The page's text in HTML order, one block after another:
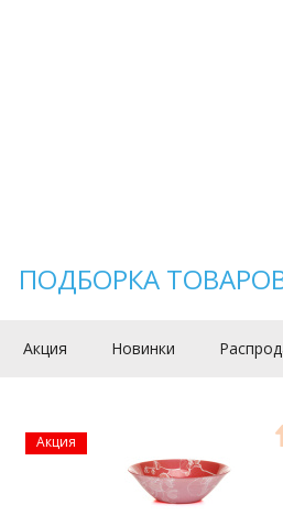
ПОДБОРКА
Акция Новинки
Акция